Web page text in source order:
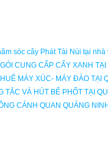
sóc cây Phát Tài Núi tại
CUNG CẤP CẤY XANH
MÁY XÚC- MÁY ĐÀO TẠI
TẮC VÀ HÚT BỂ PHỐT TẠI
CẢNH QUAN QUẢNG NINH